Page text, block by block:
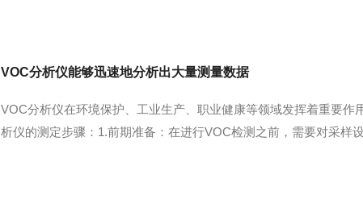
VOC分析仪能够迅速地分析出大量测量数据
VOC分析仪在环境保护、工业生产、职业健康等领域发挥着重要
析仪的测定步骤：1.前期准备：在进行VOC检测之前，需要对采